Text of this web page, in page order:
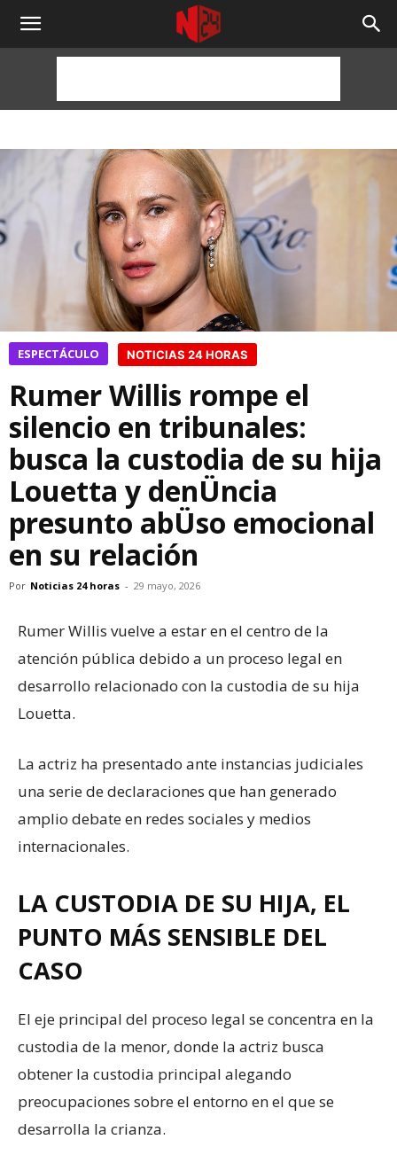
NOTICIAS
HORAS
ESPECTÁCULO NOTICIAS 24 HORAS
Rumer Willis rompe el
silencio en tribunales:
busca la custodia de su hija
Louetta y denÜncia
presunto abÜso emocional
en su relación
Por Noticias 24 horas - 29 mayo, 2026
Rumer Willis vuelve a estar en el centro de la
atención pública debido a un proceso legal en
desarrollo relacionado con la custodia de su hija
Louetta.
La actriz ha presentado ante instancias judiciales
una serie de declaraciones que han generado
amplio debate en redes sociales y medios
internacionales.
LA CUSTODIA DE SU HIJA, EL
PUNTO MÁS SENSIBLE DEL
CASO
El eje principal del proceso legal se concentra en la
custodia de la menor, donde la actriz busca
obtener la custodia principal alegando
preocupaciones sobre el entorno en el que se
desarrolla la crianza.